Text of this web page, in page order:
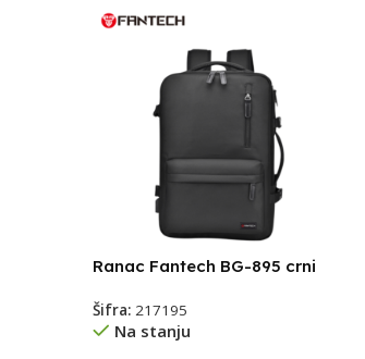
Ranac Fantech BG-895 crni
Šifra: 217195
Na stanju